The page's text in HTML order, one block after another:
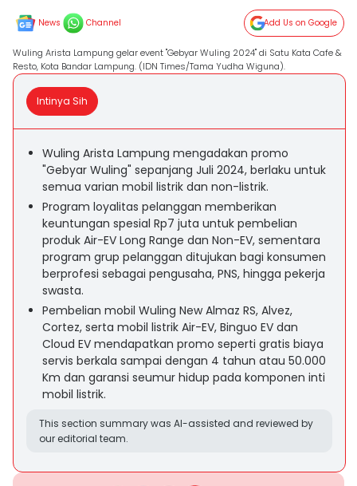
News Channel Add Us on Google
Wuling Arista Lampung gelar event "Gebyar Wuling 2024" di Satu Kata Cafe &
Resto, Kota Bandar Lampung. (IDN Times/Tama Yudha Wiguna).
Intinya Sih
Wuling Arista Lampung mengadakan promo
"Gebyar Wuling" sepanjang Juli 2024, berlaku untuk
semua varian mobil listrik dan non-listrik.
Program loyalitas pelanggan memberikan
keuntungan spesial Rp7 juta untuk pembelian
produk Air-EV Long Range dan Non-EV, sementara
program grup pelanggan ditujukan bagi konsumen
berprofesi sebagai pengusaha, PNS, hingga pekerja
swasta.
Pembelian mobil Wuling New Almaz RS, Alvez,
Cortez, serta mobil listrik Air-EV, Binguo EV dan
Cloud EV mendapatkan promo seperti gratis biaya
servis berkala sampai dengan 4 tahun atau 50.000
Km dan garansi seumur hidup pada komponen inti
mobil listrik.
This section summary was AI-assisted and reviewed by
our editorial team.